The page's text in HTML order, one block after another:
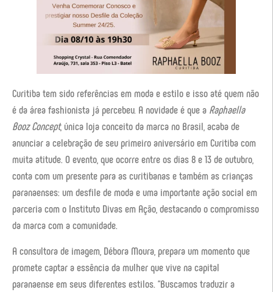
Curitiba tem sido referências em moda e estilo e isso até quem não
é da área fashionista já percebeu. A novidade é que a Raphaella
Booz Concept, única loja conceito da marca no Brasil, acaba de
anunciar a celebração de seu primeiro aniversário em Curitiba com
muita atitude. O evento, que ocorre entre os dias 8 e 13 de outubro,
conta com um presente para as curitibanas e também as crianças
paranaenses: um desfile de moda e uma importante ação social em
parceria com o Instituto Divas em Ação, destacando o compromisso
da marca com a comunidade.
A consultora de imagem, Débora Moura, prepara um momento que
promete captar a essência da mulher que vive na capital
paranaense em seus diferentes estilos. “Buscamos traduzir a